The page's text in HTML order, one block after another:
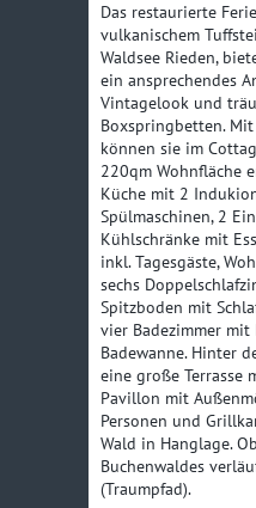
Das restaurierte
vulkanischem
Waldsee Rieden,
ein ansprechendes
Vintagelook und
Boxspringbetten.
können sie im
220qm Wohnfläche
Küche mit 2
Spülmaschinen, 2
Kühlschränke mit
inkl. Tagesgäste,
sechs
Spitzboden mit
vier Badezimmer mit
Badewanne. Hinter
eine große Terrasse
Pavillon mit
Personen und
Wald in Hanglage.
Buchenwaldes
(Traumpfad).
(Bett bezogen
Mikrofaser
Bettwäsche und 3
Handtücher)
Wäschepaket 2 ---
pro Person
(Bett bezogen
gemangelte
Baumwolle-
Bettwäsche und 3
Handtücher)
Kinderstuhl
(Voranmeldung)
Reisebett inkl.
Zusatzmatratze
Auflage (ohne
Wäschepaket),
und Abbau
Sauna 1. Nacht
Reinigung